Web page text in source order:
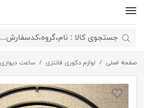
صفحه اصلی لوازم دکوری فانتزی ساعت دیواری ساعت دیواری گرد لابیرنت